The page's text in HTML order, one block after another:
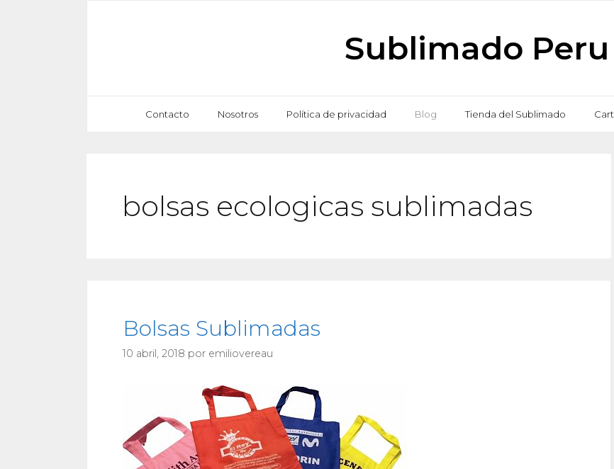
Sublimado Peru
Contacto Nosotros Política de privacidad Blog Tienda del Sublimado Cart
bolsas ecologicas sublimadas
Bolsas Sublimadas
10 abril, 2018 por emiliovereau